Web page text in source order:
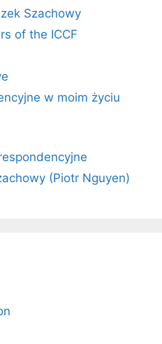
Szachowy
of the ICCF
w moim życiu
(Piotr Nguyen)